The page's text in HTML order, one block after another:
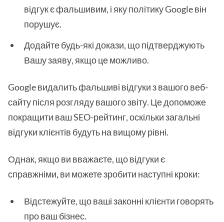
відгук є фальшивим, і яку політику Google він
порушує.
Додайте будь-які докази, що підтверджують
Вашу заяву, якщо це можливо.
Google видалить фальшиві відгуки з вашого веб-
сайту після розгляду вашого звіту. Це допоможе
покращити ваш SEO-рейтинг, оскільки загальні
відгуки клієнтів будуть на вищому рівні.
Однак, якщо ви вважаєте, що відгуки є
справжніми, ви можете зробити наступні кроки:
Відстежуйте, що ваші законні клієнти говорять
про ваш бізнес.